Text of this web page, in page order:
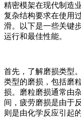
精密模架在现代制造
复杂结构要求在使用
滑。以下是一些关键
运行和最佳性能。
首先，了解磨损类型
类型的磨损，包括磨
损。磨粒磨损通常由
间，疲劳磨损是由于
则是由化学反应引起